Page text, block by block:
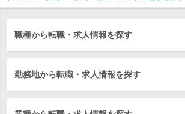
職種から転職・求人情報を探す
勤務地から転職・求人情報を探す